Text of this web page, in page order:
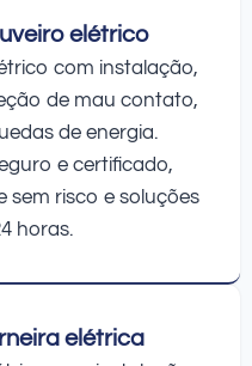
elétrico
com instalação,
de mau contato,
de energia.
e certificado,
risco e soluções
horas.
elétrica